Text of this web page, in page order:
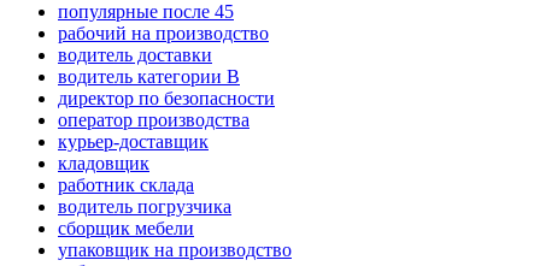
популярные после 45
рабочий на производство
водитель доставки
водитель категории B
директор по безопасности
оператор производства
курьер-доставщик
кладовщик
работник склада
водитель погрузчика
сборщик мебели
упаковщик на производство